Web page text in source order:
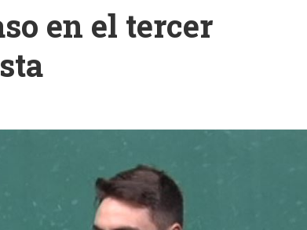
en el tercer